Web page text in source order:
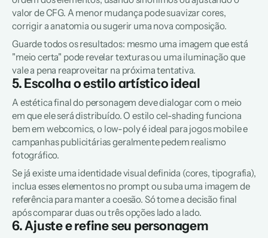
valor de CFG. A menor mudança pode suavizar cores,
corrigir a anatomia ou sugerir uma nova composição.
Guarde todos os resultados: mesmo uma imagem que está
"meio certa" pode revelar texturas ou uma iluminação que
vale a pena reaproveitar na próxima tentativa.
5. Escolha o estilo artístico ideal
A estética final do personagem deve dialogar com o meio
em que ele será distribuído. O estilo cel-shading funciona
bem em webcomics, o low-poly é ideal para jogos mobile e
campanhas publicitárias geralmente pedem realismo
fotográfico.
Se já existe uma identidade visual definida (cores, tipografia),
inclua esses elementos no prompt ou suba uma imagem de
referência para manter a coesão. Só tome a decisão final
após comparar duas ou três opções lado a lado.
6. Ajuste e refine seu personagem